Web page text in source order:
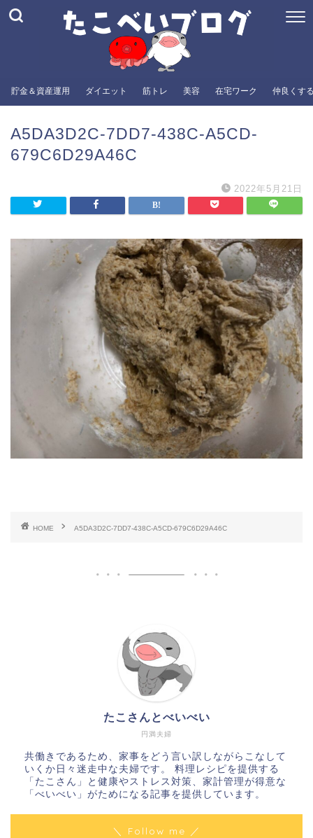
貯金＆資産運用 ダイエット 筋トレ 美容 在宅ワーク 仲良くす
A5DA3D2C-7DD7-438C-A5CD-
679C6D29A46C
2022年5月21日
HOME A5DA3D2C-7DD7-438C-A5CD-679C6D29A46C
円満夫婦
たこさんとべいべい
共働きであるため、家事をどう言い訳しながらこなして
いくか日々迷走中な夫婦です。 料理レシピを提供する
「たこさん」と健康やストレス対策、家計管理が得意な
「べいべい」がためになる記事を提供しています。
＼ Follow me ／